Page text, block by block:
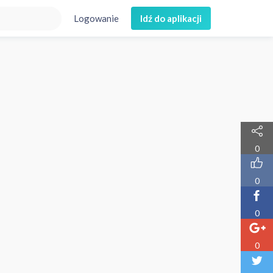
Logowanie Idź do aplikacji
0
0
0
0